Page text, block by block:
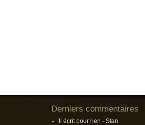
Derniers commentaires
Il écrit pour rien - Stan